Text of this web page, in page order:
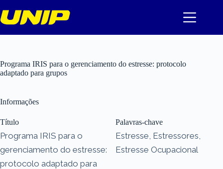
para
o
Programa IRIS para o gerenciamento do estresse: protocolo
adaptado para grupos
Informações
Título
Programa IRIS para o
gerenciamento do estresse:
protocolo adaptado para
Palavras-chave
Estresse, Estressores,
Estresse Ocupacional